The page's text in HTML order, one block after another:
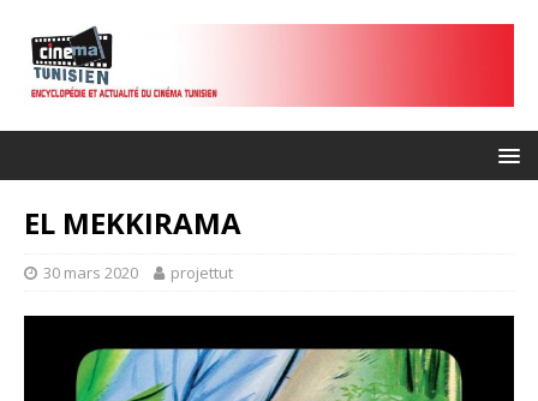
EL MEKKIRAMA
30 mars 2020 projettut